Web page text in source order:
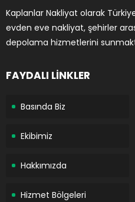
Kaplanlar Nakliyat olarak
evden eve nakliyat, şehirler
depolama hizmetlerini
FAYDALI LİNKLER
Basında Biz
Ekibimiz
Hakkımızda
Hizmet Bölgeleri